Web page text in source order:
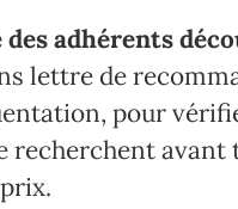
des adhérents
lettre de
pour
avant